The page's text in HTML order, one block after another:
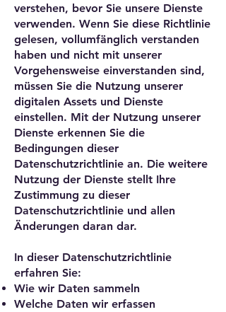
verstehen, bevor Sie unsere Dienste
verwenden. Wenn Sie diese Richtlinie
gelesen, vollumfänglich verstanden
haben und nicht mit unserer
Vorgehensweise einverstanden sind,
müssen Sie die Nutzung unserer
digitalen Assets und Dienste
einstellen. Mit der Nutzung unserer
Dienste erkennen Sie die
Bedingungen dieser
Datenschutzrichtlinie an. Die weitere
Nutzung der Dienste stellt Ihre
Zustimmung zu dieser
Datenschutzrichtlinie und allen
Änderungen daran dar.
In dieser Datenschutzrichtlinie
erfahren Sie:
Wie wir Daten sammeln
Welche Daten wir erfassen